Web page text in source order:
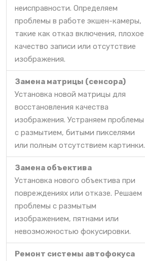
неисправности. Определяем
проблемы в работе экшен-камеры,
такие как отказ включения, плохое
качество записи или отсутствие
изображения.
Замена матрицы (сенсора)
Установка новой матрицы для
восстановления качества
изображения. Устраняем проблемы
с размытием, битыми пикселями
или полным отсутствием картинки.
Замена объектива
Установка нового объектива при
повреждениях или отказе. Решаем
проблемы с размытым
изображением, пятнами или
невозможностью фокусировки.
Ремонт системы автофокуса